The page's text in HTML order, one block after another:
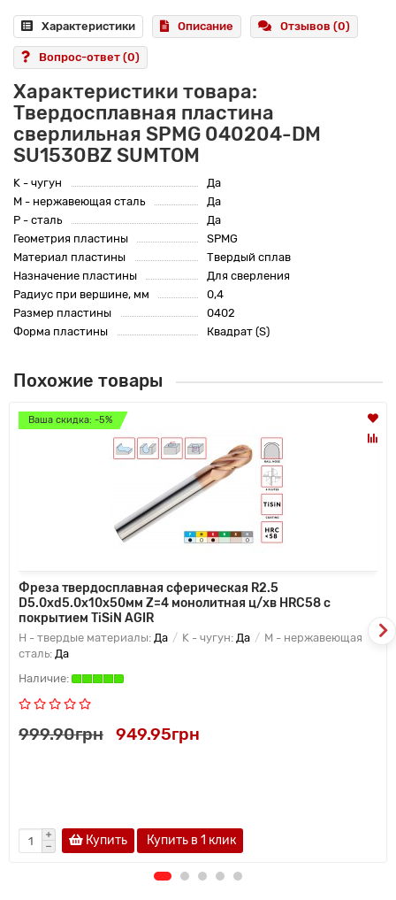
Характеристики Описание Отзывов (0)
Вопрос-ответ (0)
Характеристики товара:
Твердосплавная пластина
сверлильная SPMG 040204-DM
SU1530BZ SUMTOM
K - чугун
Да
M - нержавеющая сталь
Да
P - сталь
Да
Геометрия пластины
SPMG
Материал пластины
Твердый сплав
Назначение пластины
Для сверления
Радиус при вершине, мм
0,4
Размер пластины
0402
Форма пластины
Квадрат (S)
Похожие товары
Ваша скидка: -5%
Фреза твердосплавная сферическая R2.5
D5.0xd5.0х10х50мм Z=4 монолитная ц/хв HRC58 с
покрытием TiSiN AGIR
H - твердые материалы: Да K - чугун: Да
M - нержавеющая
сталь: Да
999.90грн 949.95грн
Купить Купить в 1 клик